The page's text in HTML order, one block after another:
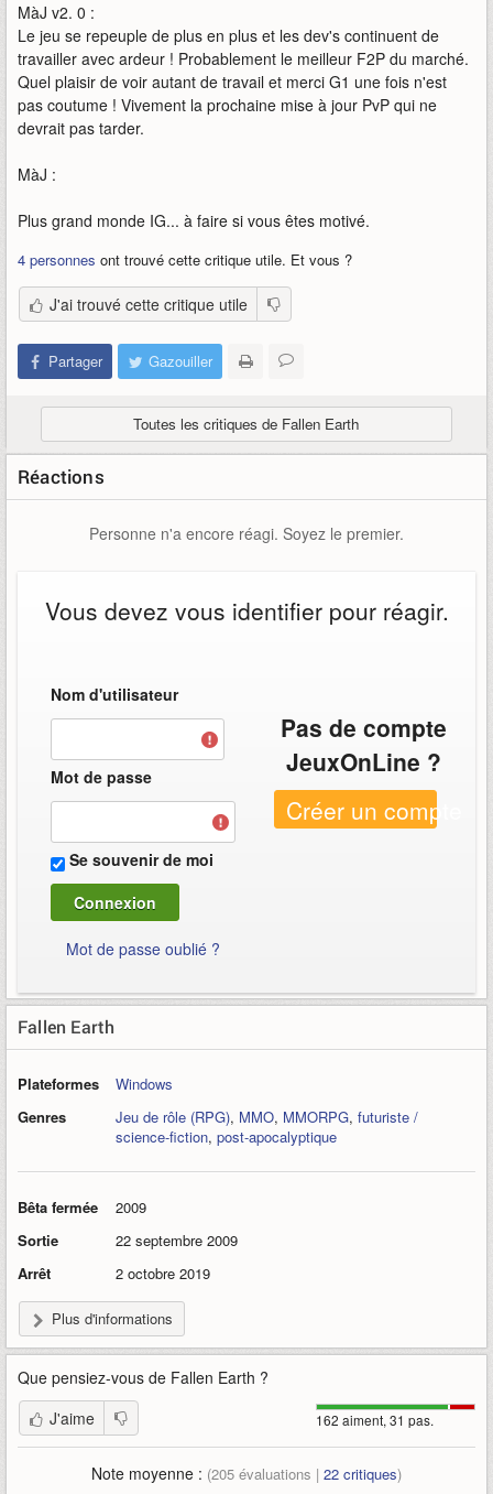
MàJ v2. 0 :
Le jeu se repeuple de plus en plus et les dev's continuent de
travailler avec ardeur ! Probablement le meilleur F2P du marché.
Quel plaisir de voir autant de travail et merci G1 une fois n'est
pas coutume ! Vivement la prochaine mise à jour PvP qui ne
devrait pas tarder.
MàJ :
Plus grand monde IG... à faire si vous êtes motivé.
4 personnes ont trouvé cette critique utile. Et vous ?
J'ai trouvé cette critique utile
Partager Gazouiller
Toutes les critiques de Fallen Earth
Réactions
Personne n'a encore réagi. Soyez le premier.
Vous devez vous identifier pour réagir.
Nom d'utilisateur
Mot de passe
Se souvenir de moi
Mot de passe oublié ?
Pas de compte
JeuxOnLine ?
Créer un compte
Fallen Earth
Plateformes
Windows
Genres
Jeu de rôle (RPG), MMO, MMORPG, futuriste /
science-fiction, post-apocalyptique
Bêta fermée
2009
Sortie
22 septembre 2009
Arrêt
2 octobre 2019
Plus d'informations
Que pensiez-vous de Fallen Earth ?
162 aiment, 31 pas.
J'aime
Note moyenne : (205 évaluations | 22 critiques)